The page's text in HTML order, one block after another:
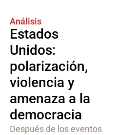
Análisis
Estados
Unidos:
polarización,
violencia y
amenaza a la
democracia
Después de los eventos